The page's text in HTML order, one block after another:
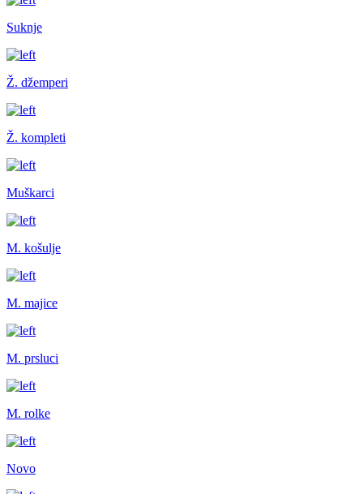
Suknje
Ž. džemperi
Ž. kompleti
Muškarci
M. košulje
M. majice
M. prsluci
M. rolke
Novo